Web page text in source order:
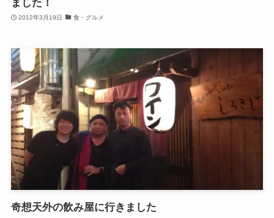
ました！
2012年3月19日 食・グルメ
奇想天外の飲み屋に行きました